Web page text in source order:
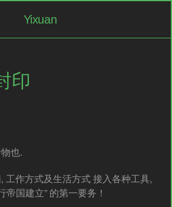
Yixuan
印
也.
工作方式及生活方式 接入各种工具,
帝国建立” 的第一要务！